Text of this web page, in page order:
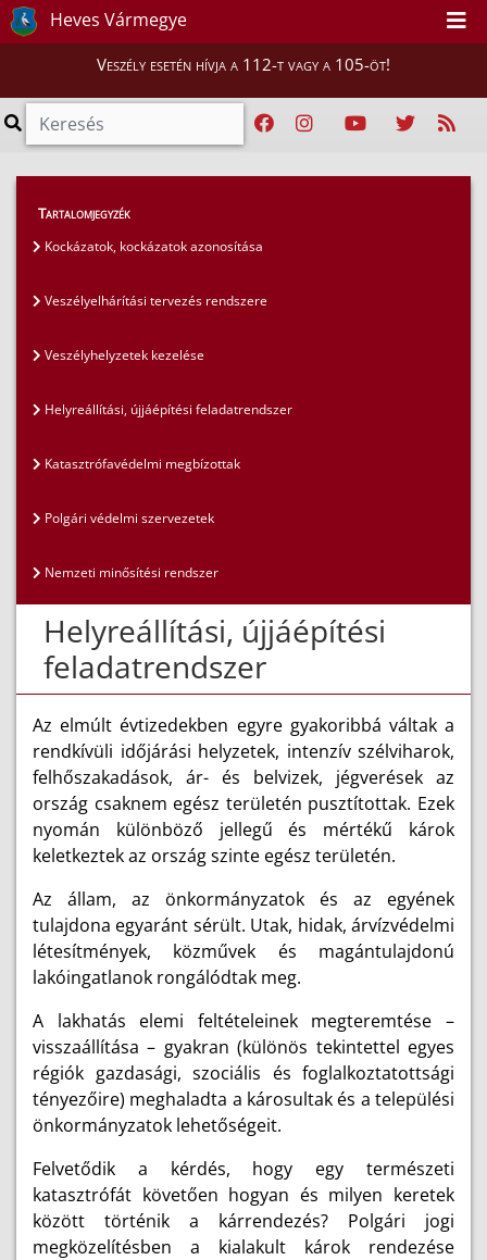
Heves Vármegye
Veszély esetén hívja a 112-t vagy a 105-öt!
Szakmai tájékoztatók
Helyreállítási, újjáépítési feladatrendszer
Tartalomjegyzék
Kockázatok, kockázatok azonosítása
Veszélyelhárítási tervezés rendszere
Veszélyhelyzetek kezelése
Helyreállítási, újjáépítési feladatrendszer
Katasztrófavédelmi megbízottak
Polgári védelmi szervezetek
Nemzeti minősítési rendszer
Helyreállítási, újjáépítési
feladatrendszer
Az elmúlt évtizedekben egyre gyakoribbá váltak a
rendkívüli időjárási helyzetek, intenzív szélviharok,
felhőszakadások, ár- és belvizek, jégverések az
ország csaknem egész területén pusztítottak. Ezek
nyomán különböző jellegű és mértékű károk
keletkeztek az ország szinte egész területén.
Az állam, az önkormányzatok és az egyének
tulajdona egyaránt sérült. Utak, hidak, árvízvédelmi
létesítmények, közművek és magántulajdonú
lakóingatlanok rongálódtak meg.
A lakhatás elemi feltételeinek megteremtése –
visszaállítása – gyakran (különös tekintettel egyes
régiók gazdasági, szociális és foglalkoztatottsági
tényezőire) meghaladta a károsultak és a települési
önkormányzatok lehetőségeit.
Felvetődik a kérdés, hogy egy természeti
katasztrófát követően hogyan és milyen keretek
között történik a kárrendezés? Polgári jogi
megközelítésben a kialakult károk rendezése